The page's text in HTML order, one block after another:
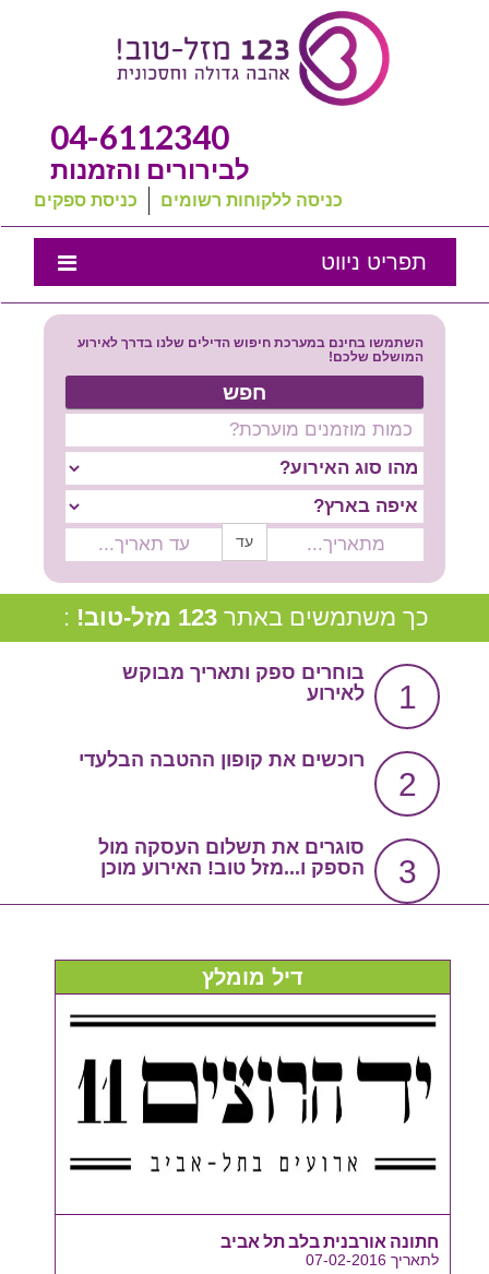
04-6112340
לבירורים והזמנות
כניסת ספקים כניסה ללקוחות רשומים
תפריט ניווט
אמנת השירות
נבחרת המומלצים שלנו
טיפים לחתונה
מה שכולם שואלים
שירות אישי בקליק
סרטון הסבר
השתמשו בחינם במערכת חיפוש הדילים שלנו בדרך לאירוע
המושלם שלכם!
חפש
עד
כך משתמשים באתר 123 מזל-טוב! :
1
בוחרים ספק ותאריך מבוקש
לאירוע
2
רוכשים את קופון ההטבה הבלעדי
3
סוגרים את תשלום העסקה מול
הספק ו...מזל טוב! האירוע מוכן
דיל מומלץ
חתונה אורבנית בלב תל אביב
לתאריך 07-02-2016